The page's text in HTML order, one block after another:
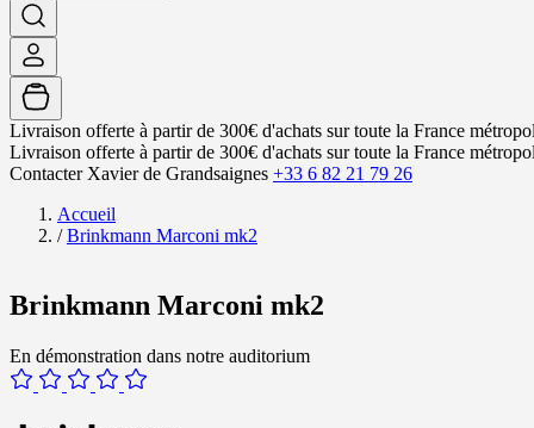
Livraison offerte à partir de 300€ d'achats sur toute la France
Livraison offerte à partir de 300€ d'achats sur toute la France
Contacter Xavier de Grandsaignes +33 6 82 21 79 26
Accueil
/ Brinkmann Marconi mk2
Brinkmann Marconi mk2
En démonstration dans notre auditorium